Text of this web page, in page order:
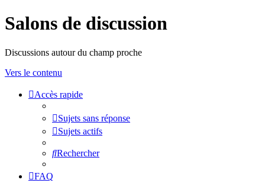
Salons de discussion
Discussions autour du champ proche
Vers le contenu
Accès rapide
Sujets sans réponse
Sujets actifs
Rechercher
FAQ